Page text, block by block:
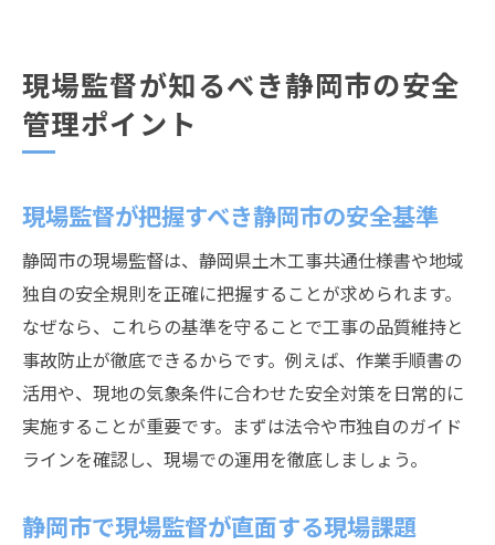
現場監督が知るべき静岡市の安全
管理ポイント
現場監督が把握すべき静岡市の安全基準
静岡市の現場監督は、静岡県土木工事共通仕様書や地域
独自の安全規則を正確に把握することが求められます。
なぜなら、これらの基準を守ることで工事の品質維持と
事故防止が徹底できるからです。例えば、作業手順書の
活用や、現地の気象条件に合わせた安全対策を日常的に
実施することが重要です。まずは法令や市独自のガイド
ラインを確認し、現場での運用を徹底しましょう。
静岡市で現場監督が直面する現場課題